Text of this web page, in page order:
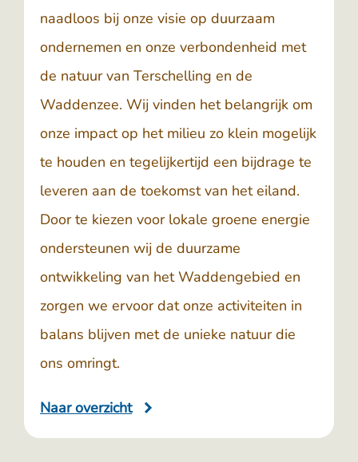
naadloos bij onze visie op duurzaam
ondernemen en onze verbondenheid met
de natuur van Terschelling en de
Waddenzee. Wij vinden het belangrijk om
onze impact op het milieu zo klein mogelijk
te houden en tegelijkertijd een bijdrage te
leveren aan de toekomst van het eiland.
Door te kiezen voor lokale groene energie
ondersteunen wij de duurzame
ontwikkeling van het Waddengebied en
zorgen we ervoor dat onze activiteiten in
balans blijven met de unieke natuur die
ons omringt.
Naar overzicht